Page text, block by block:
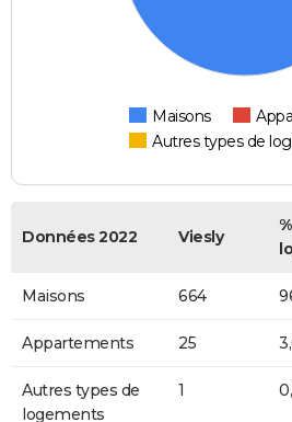
Maisons
Autres types de
Données 2022 Viesly
Maisons 664
Appartements 25
Autres types de
logements
1